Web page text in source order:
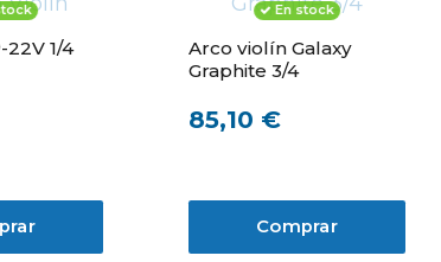
22V 1/4
En stock
Arco violín Galaxy
Graphite 3/4
85,10 €
Comprar